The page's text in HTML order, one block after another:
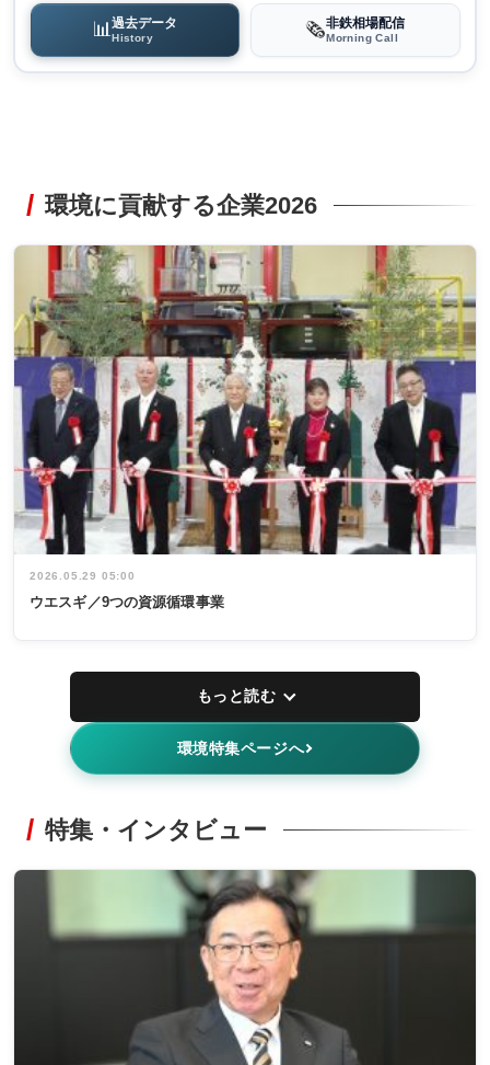
📊過去データ
History 🗞️非鉄相場配信
Morning Call
環境に貢献する企業2026
2026.05.29 05:00
ウエスギ／9つの資源循環事業
もっと読む
環境特集ページへ
特集・インタビュー